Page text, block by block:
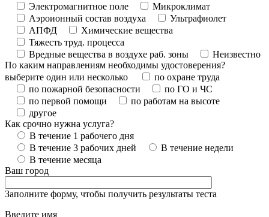
Электромагнитное поле
Микроклимат
Аэроионный состав воздуха
Ультрафиолет
АПФД
Химические вещества
Тяжесть труд. процесса
Вредные вещества в воздухе раб. зоны
Неизвестно
По каким направлениям необходимы удостоверения?
выберите один или несколько
по охране труда
по пожарной безопасности
по ГО и ЧС
по первой помощи
по работам на высоте
другое
Как срочно нужна услуга?
В течение 1 рабочего дня
В течение 3 рабочих дней
В течение недели
В течение месяца
Ваш город
Заполните форму, чтобы получить результаты теста
Введите имя